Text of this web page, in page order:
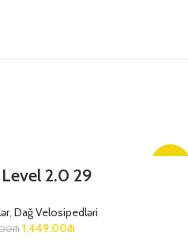
2.0 29
, Dağ Velosipedləri
₼ 1,449.00₼